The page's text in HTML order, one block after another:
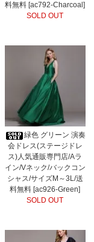
料無料 [ac792-Charcoal]
SOLD OUT
緑色 グリーン 演奏
会ドレス(ステージドレ
ス)人気通販専門店/Aラ
イン/Vネック/バックコン
シャス/サイズM～3L/送
料無料 [ac926-Green]
SOLD OUT